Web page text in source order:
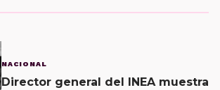
NACIONAL
Director general del INEA muestra